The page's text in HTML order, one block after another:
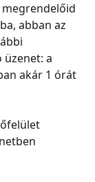
abban az
a
akár 1 órát